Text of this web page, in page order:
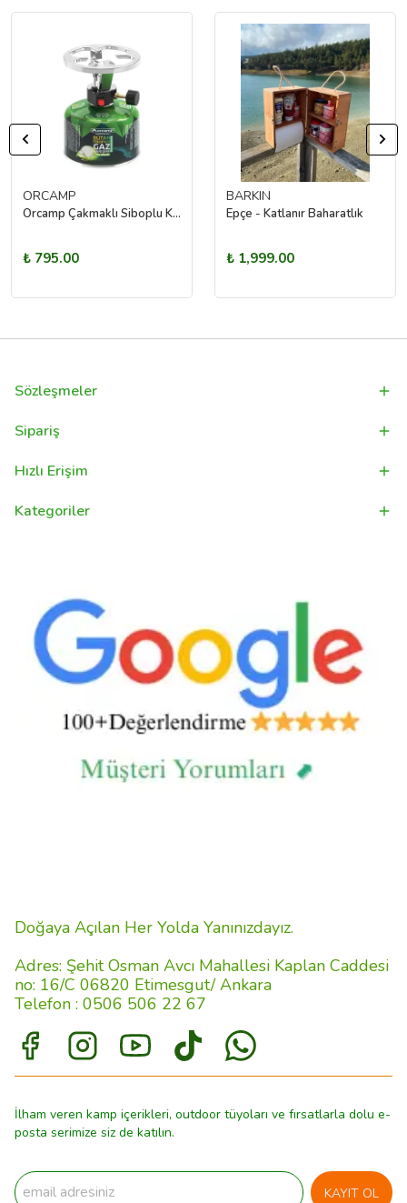
ORCAMP
Orcamp Çakmaklı Siboplu Kartuş Ocak
₺ 795.00
BARKIN
Epçe - Katlanır Baharatlık
₺ 1,999.00
Sözleşmeler
Sipariş
Hızlı Erişim
Kategoriler
Doğaya Açılan Her Yolda Yanınızdayız.
Adres: Şehit Osman Avcı Mahallesi Kaplan Caddesi
no: 16/C 06820 Etimesgut/ Ankara
Telefon : 0506 506 22 67
İlham veren kamp içerikleri, outdoor tüyoları ve fırsatlarla dolu e-
posta serimize siz de katılın.
KAYIT OL